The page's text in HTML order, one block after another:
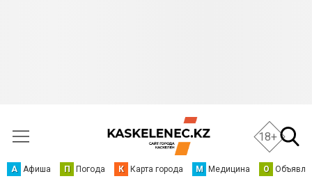
18+
А Афиша П Погода К Карта города М Медицина О